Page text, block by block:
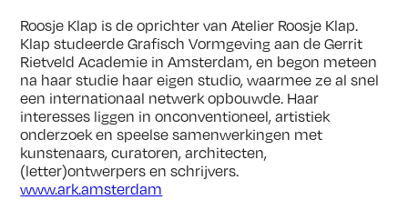
Roosje Klap is de oprichter van Atelier Roosje Klap.
Klap studeerde Grafisch Vormgeving aan de Gerrit
Rietveld Academie in Amsterdam, en begon meteen
na haar studie haar eigen studio, waarmee ze al snel
een internationaal netwerk opbouwde. Haar
interesses liggen in onconventioneel, artistiek
onderzoek en speelse samenwerkingen met
kunstenaars, curatoren, architecten,
(letter)ontwerpers en schrijvers.
www.ark.amsterdam